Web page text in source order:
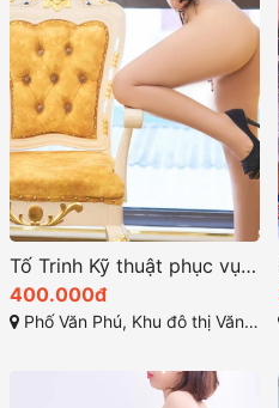
Tố Trinh Kỹ thuật phục vụ rất điêu luyện
400.000đ
Phố Văn Phú, Khu đô thị Văn Phú, Quang Trung, Hà Đông, Hà Nội